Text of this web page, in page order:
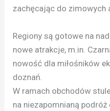
zachęcając do zimowych
Regiony są gotowe na
nowe atrakcje, m.in.
nowość dla miłośników
doznań.
W ramach obchodów
na niezapomnianą